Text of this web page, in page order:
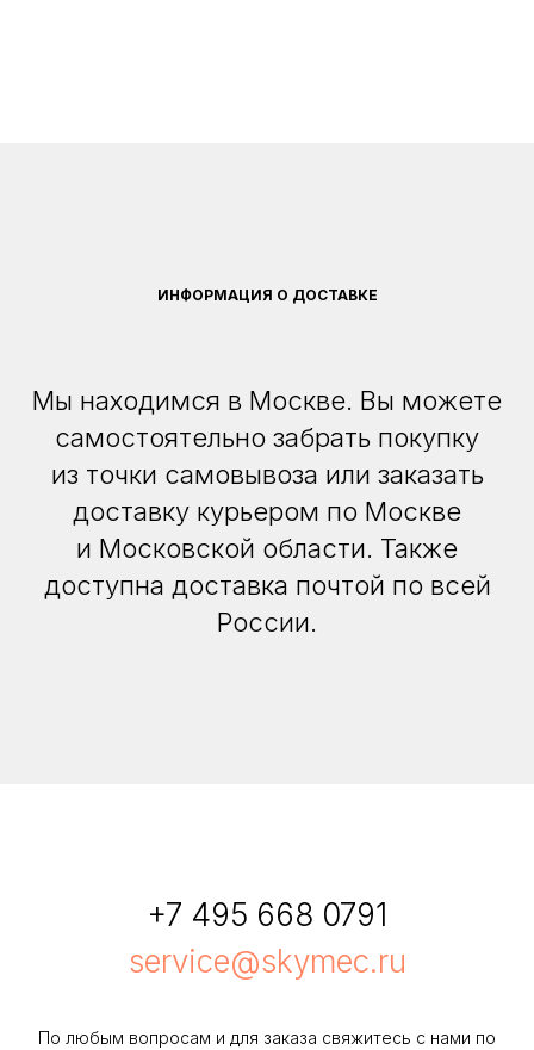
ИНФОРМАЦИЯ О ДОСТАВКЕ
Мы находимся в Москве. Вы можете
самостоятельно забрать покупку
из точки самовывоза или заказать
доставку курьером по Москве
и Московской области. Также
доступна доставка почтой по всей
России.
+7 495 668 0791
service@skymec.ru
По любым вопросам и для заказа свяжитесь с нами по